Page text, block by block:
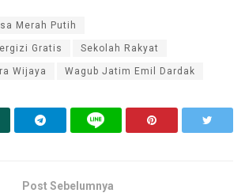
Merah Putih
Gratis Sekolah Rakyat
Wijaya Wagub Jatim Emil Dardak
Post Sebelumnya